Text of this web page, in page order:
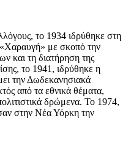
το 1934 ιδρύθηκε στη
με σκοπό την
και τη διατήρηση της
το 1941, ιδρύθηκε η
την Δωδεκανησιακά
από τα εθνικά θέματα,
δρώμενα. Το 1974,
στην Νέα Υόρκη την